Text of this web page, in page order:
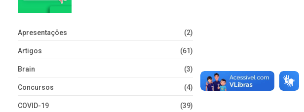
Apresentações (2)
Artigos (61)
Brain (3)
Concursos (4)
COVID-19 (39)